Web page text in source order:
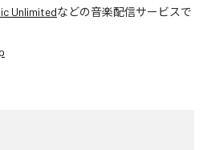
Unlimitedなどの音楽配信サービスで